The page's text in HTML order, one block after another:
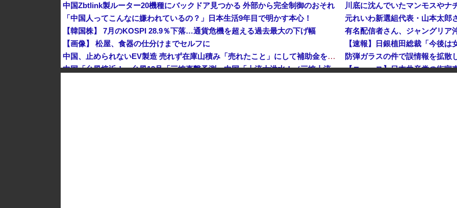
中国Zbtlink製ルーター20機種にバックドア見つかる 外部から完全制御のおそれ
「中国人ってこんなに嫌われているの？」日本生活9年目で明かす本心！
【韓国株】 7月のKOSPI 28.9％下落…通貨危機を超える過去最大の下げ幅
【画像】 松屋、食器の仕分けまでセルフに
中国、止められないEV製造 売れず在庫山積み「売れたこと」にして補助金を騙し取る事案を思いつきが横行
中国「台風接近！」台風13号「三峡直撃予測」中国「上流大洪水！（三峡上流」中国都市「8/5の映像（動画」三峡ダム「緊急放流（決壊危機」中国「下流大水害（震え声」→
元れいわ新選組代表・山本太郎
【速報】日銀植田総裁「今後は
【ニュース】日本共産党の街宣